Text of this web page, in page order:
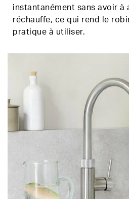
instantanément sans avoir à
réchauffe, ce qui rend le
pratique à utiliser.